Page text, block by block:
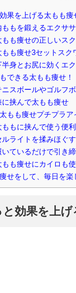
果を上げる太もも
ももを鍛えるエクサ
も痩せの正しいス
も痩せ3セットスク
身とお尻に効くエ
できる太もも痩せ！
ニスボールやゴルフ
挟んで太もも痩せ
もも痩せプチプラア
ももに挟んで使う便
ライトを揉みほぐ
ているだけで引き
も痩せにカイロも使
せをして、毎日を楽
と効果を上